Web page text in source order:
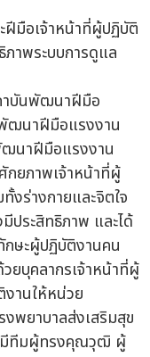
าบันพัฒนาฝีมือ
ฒนาฝีมือแรงงาน
ฒนาฝีมือแรงงาน
กยภาพเจ้าหน้าที่ผู้
ร่างกายและจิตใจ
ประสิทธิภาพ และได้
ษะผู้ปฏิบัติงานคน
ยบุคลากรเจ้าหน้าที่ผู้
านให้หน่วย
พยาบาลส่งเสริมสุข
มีทีมผู้ทรงคุณวุฒิ ผู้